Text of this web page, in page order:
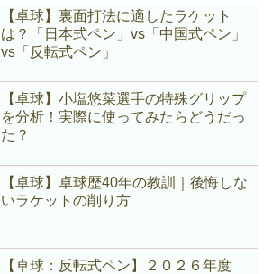
【卓球】裏面打法に適したラケット
は？「日本式ペン」vs「中国式ペン」
vs「反転式ペン」
【卓球】小塩悠菜選手の特殊グリップ
を分析！実際に使ってみたらどうだっ
た？
【卓球】卓球歴40年の教訓｜後悔しな
いラケットの削り方
【卓球：反転式ペン】２０２６年度